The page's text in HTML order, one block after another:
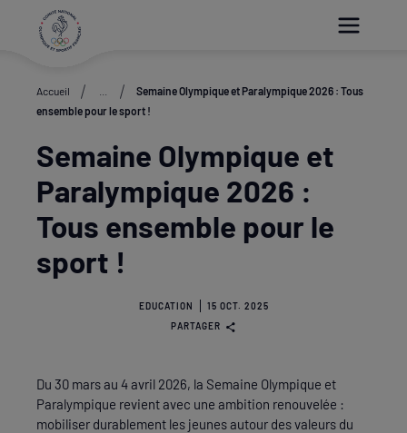
Accueil
Semaine Olympique et Paralympique 2026 : Tous
ensemble pour le sport !
Semaine Olympique et
Paralympique 2026 :
Tous ensemble pour le
sport !
EDUCATION
15 OCT. 2025
PARTAGER
Du 30 mars au 4 avril 2026, la Semaine Olympique et
Paralympique revient avec une ambition renouvelée :
mobiliser durablement les jeunes autour des valeurs du
Paramétrer les cookies